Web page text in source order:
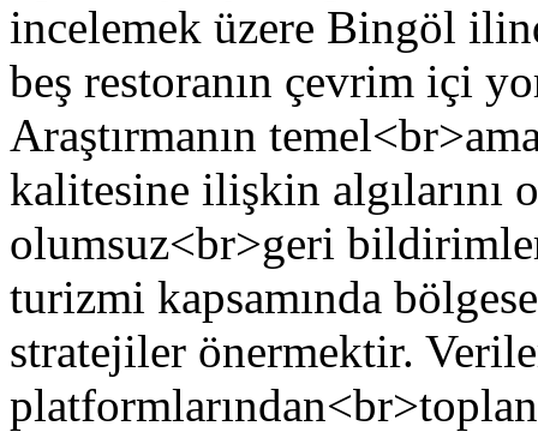
incelemek üzere Bingöl
beş restoranın çevrim içi
Araştırmanın
kalitesine ilişkin algılarını
olumsuz<br>geri
turizmi kapsamında
stratejiler önermektir.